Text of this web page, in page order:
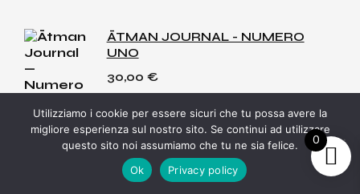
ĀTMAN JOURNAL - NUMERO
UNO
30,00 €
SHOPPER ĀTMAN JOURNAL
10,00€
0
Utilizziamo i cookie per essere sicuri che tu possa avere la
migliore esperienza sul nostro sito. Se continui ad utilizzare
questo sito noi assumiamo che tu ne sia felice.
Ok
Privacy policy